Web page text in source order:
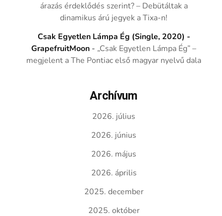
árazás érdeklődés szerint? – Debütáltak a
dinamikus árú jegyek a Tixa-n!
Csak Egyetlen Lámpa Ég (Single, 2020) -
GrapefruitMoon - „Csak Egyetlen Lámpa Ég” –
megjelent a The Pontiac első magyar nyelvű dala
Archívum
2026. július
2026. június
2026. május
2026. április
2025. december
2025. október